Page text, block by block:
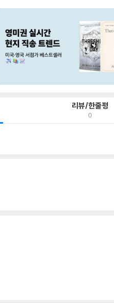
리뷰/한줄평
0